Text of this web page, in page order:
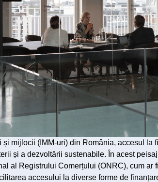
și mijlocii (IMM-uri) din România, accesul la
și a dezvoltării sustenabile. În acest
al Registrului Comerțului (ONRC), cum ar
accesului la diverse forme de